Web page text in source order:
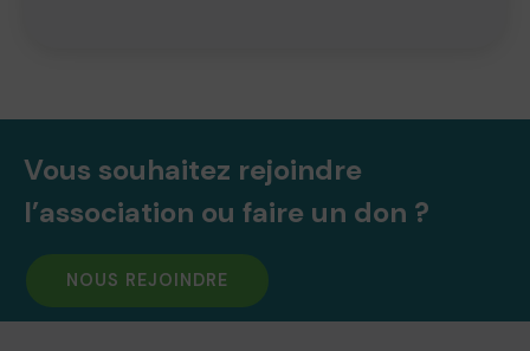
Vous souhaitez rejoindre
l’association ou faire un don ?
NOUS REJOINDRE